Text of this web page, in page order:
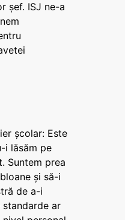
șef. ISJ ne-a
școlar: Este
i lăsăm pe
Suntem prea
și să-i
de a-i
ar